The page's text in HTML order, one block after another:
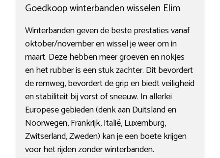
Goedkoop winterbanden wisselen Elim
Winterbanden geven de beste prestaties vanaf
oktober/november en wissel je weer om in
maart. Deze hebben meer groeven en nokjes
en het rubber is een stuk zachter. Dit bevordert
de remweg, bevordert de grip en biedt veiligheid
en stabiliteit bij vorst of sneeuw. In allerlei
Europese gebieden (denk aan Duitsland en
Noorwegen, Frankrijk, Italië, Luxemburg,
Zwitserland, Zweden) kan je een boete krijgen
voor het rijden zonder winterbanden.